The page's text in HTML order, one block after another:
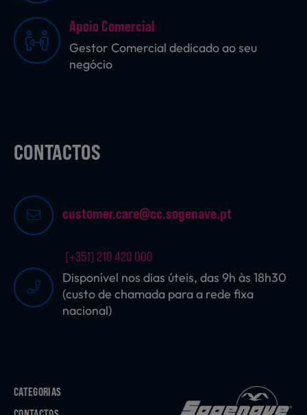
Sobremesas
Apoio Comercial
Gestor Comercial dedicado ao seu
negócio
CONTACTOS
customer.care@cc.sogenave.pt
(+351) 210 420 000
Disponível nos dias úteis, das 9h às 18h30
(custo de chamada para a rede fixa
nacional)
CATEGORIAS